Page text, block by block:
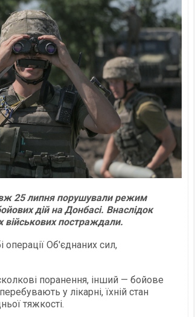
25 липня порушували режим
дій на Донбасі. Внаслідок
військових постраждали.
операції Об'єднаних сил,
поранення, інший — бойове
у лікарні, їхній стан
тяжкості.